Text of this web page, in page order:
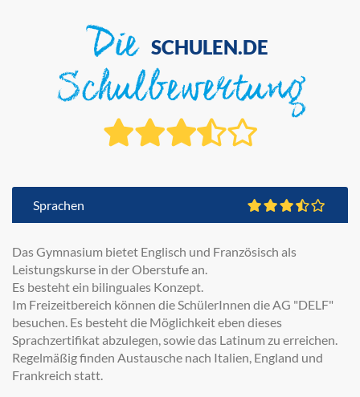
Die SCHULEN.DE
Schulbewertung
Sprachen
Das Gymnasium bietet Englisch und Französisch als
Leistungskurse in der Oberstufe an.
Es besteht ein bilinguales Konzept.
Im Freizeitbereich können die SchülerInnen die AG "DELF"
besuchen. Es besteht die Möglichkeit eben dieses
Sprachzertifikat abzulegen, sowie das Latinum zu erreichen.
Regelmäßig finden Austausche nach Italien, England und
Frankreich statt.